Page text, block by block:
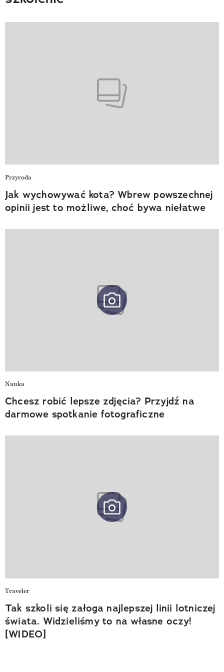
Przyroda
Jak wychowywać kota? Wbrew powszechnej
opinii jest to możliwe, choć bywa niełatwe
Nauka
Chcesz robić lepsze zdjęcia? Przyjdź na
darmowe spotkanie fotograficzne
Traveler
Tak szkoli się załoga najlepszej linii lotniczej
świata. Widzieliśmy to na własne oczy!
[WIDEO]